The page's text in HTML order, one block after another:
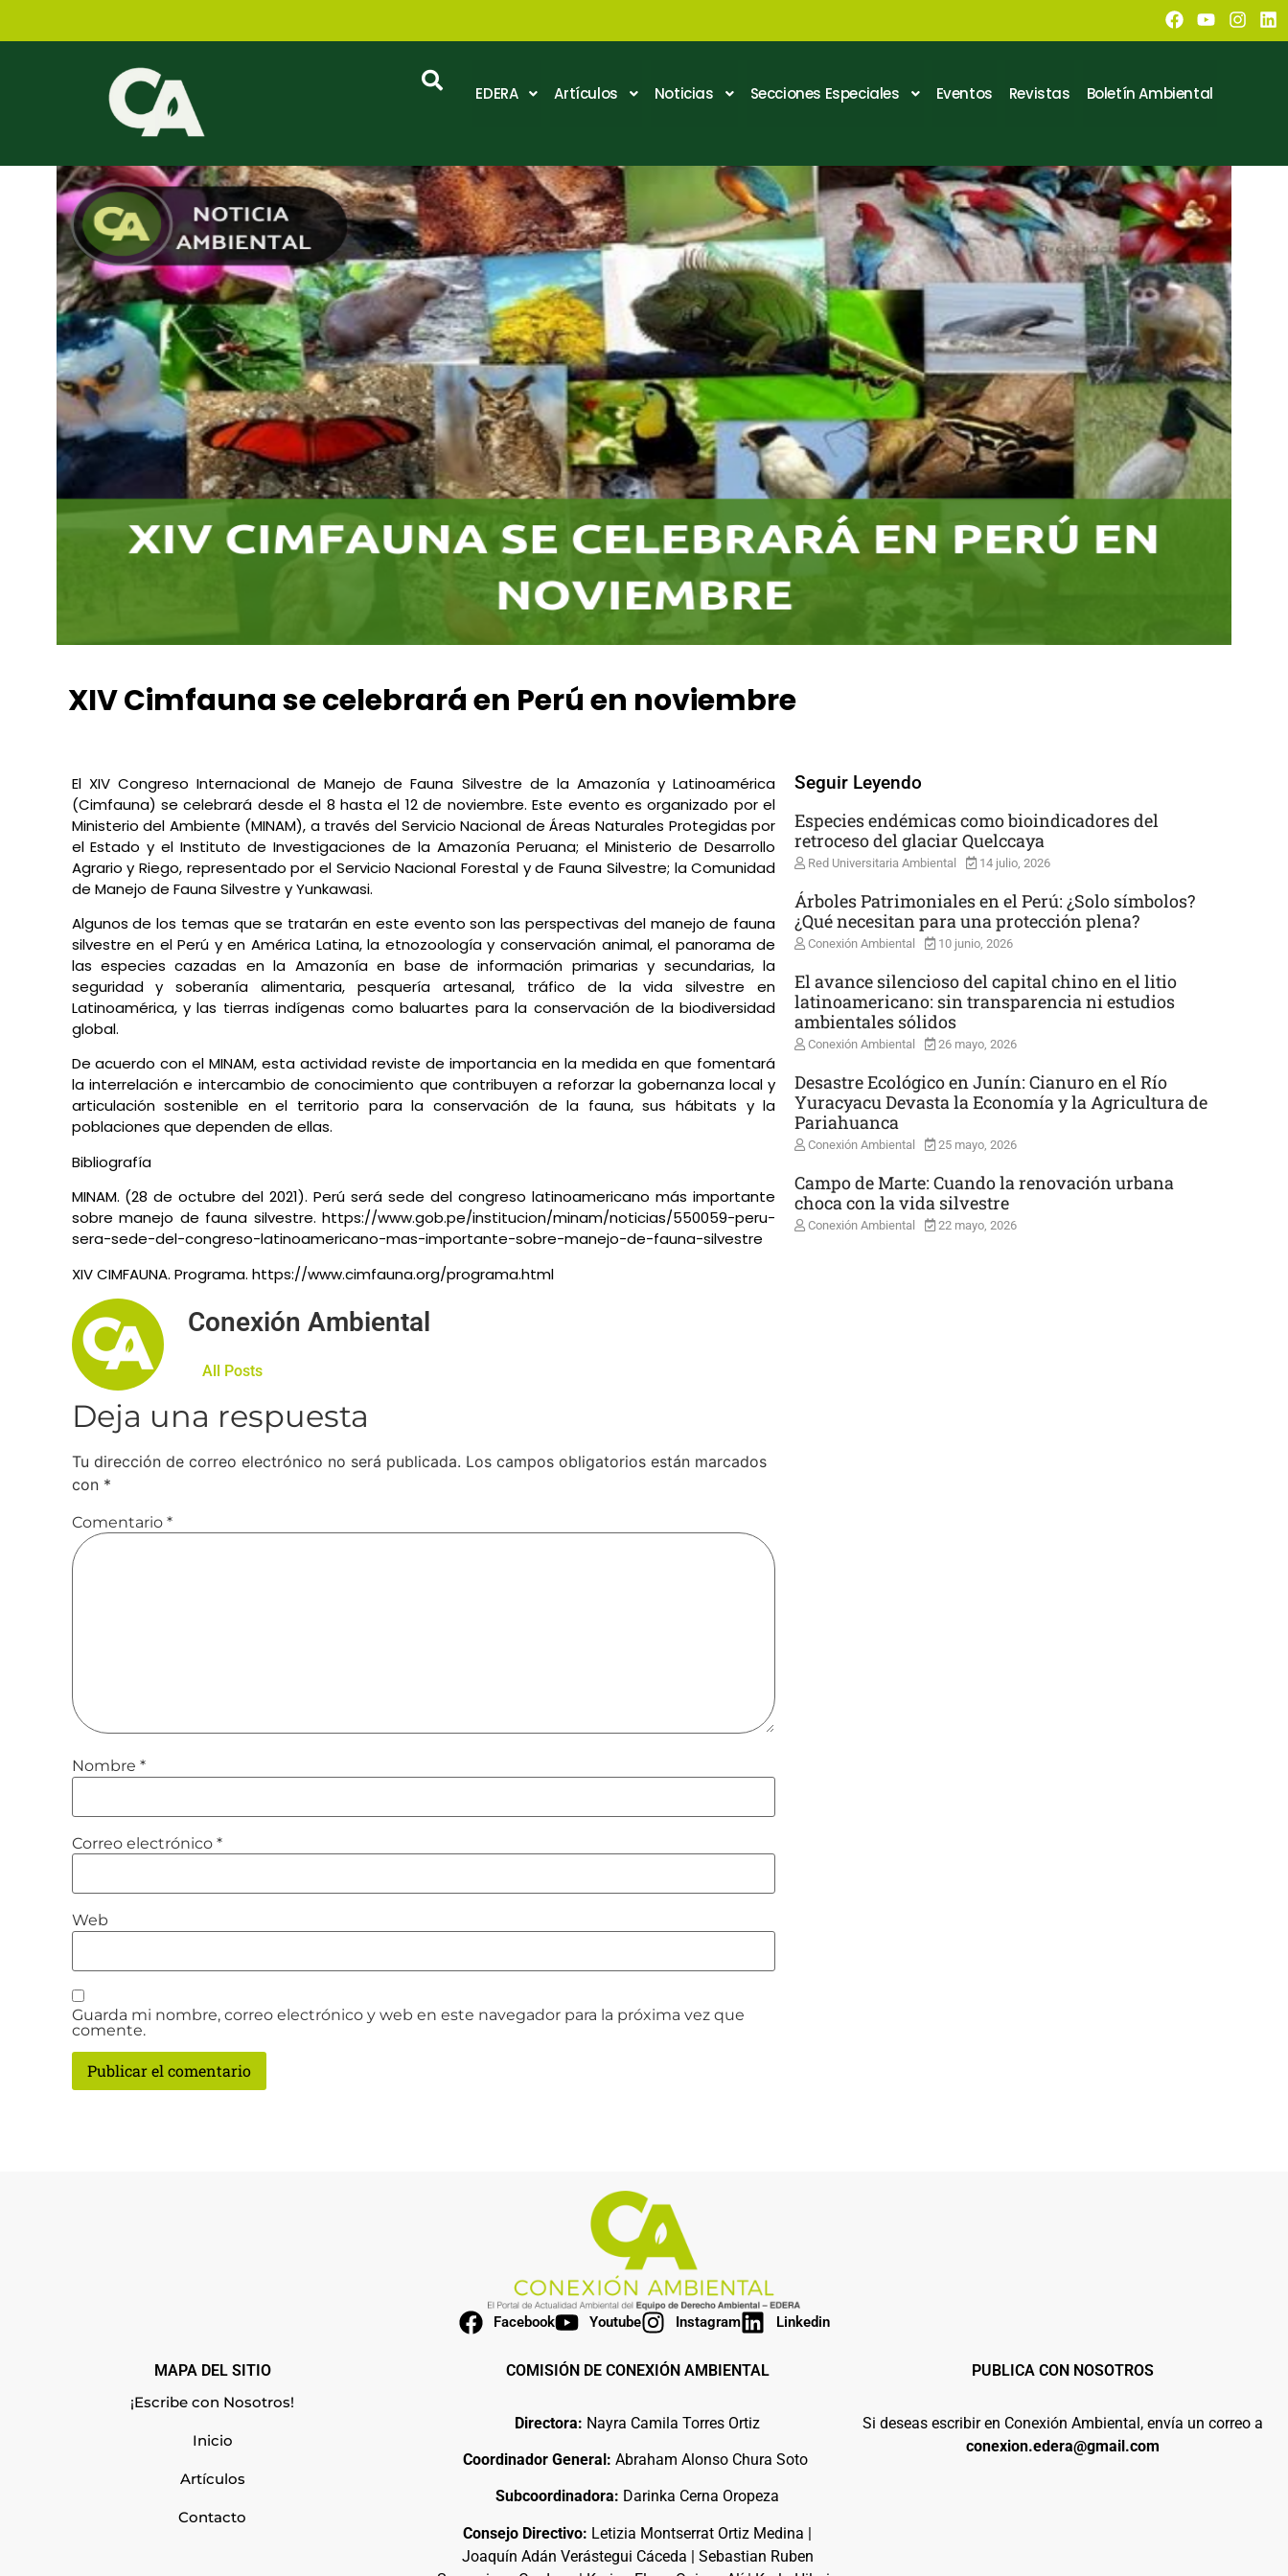
EDERA Artículos Noticias Secciones Especiales Eventos Revistas Boletín Ambiental
XIV Cimfauna se celebrará en Perú en noviembre
El XIV Congreso Internacional de Manejo de Fauna Silvestre de la Amazonía y Latinoamérica
(Cimfauna) se celebrará desde el 8 hasta el 12 de noviembre. Este evento es organizado por el
Ministerio del Ambiente (MINAM), a través del Servicio Nacional de Áreas Naturales Protegidas por
el Estado y el Instituto de Investigaciones de la Amazonía Peruana; el Ministerio de Desarrollo
Agrario y Riego, representado por el Servicio Nacional Forestal y de Fauna Silvestre; la Comunidad
de Manejo de Fauna Silvestre y Yunkawasi.
Algunos de los temas que se tratarán en este evento son las perspectivas del manejo de fauna
silvestre en el Perú y en América Latina, la etnozoología y conservación animal, el panorama de
las especies cazadas en la Amazonía en base de información primarias y secundarias, la
seguridad y soberanía alimentaria, pesquería artesanal, tráfico de la vida silvestre en
Latinoamérica, y las tierras indígenas como baluartes para la conservación de la biodiversidad
global.
De acuerdo con el MINAM, esta actividad reviste de importancia en la medida en que fomentará
la interrelación e intercambio de conocimiento que contribuyen a reforzar la gobernanza local y
articulación sostenible en el territorio para la conservación de la fauna, sus hábitats y la
poblaciones que dependen de ellas.
Bibliografía
MINAM. (28 de octubre del 2021). Perú será sede del congreso latinoamericano más importante
sobre manejo de fauna silvestre. https://www.gob.pe/institucion/minam/noticias/550059-peru-
sera-sede-del-congreso-latinoamericano-mas-importante-sobre-manejo-de-fauna-silvestre
XIV CIMFAUNA. Programa. https://www.cimfauna.org/programa.html
Conexión Ambiental
All Posts
Deja una respuesta
Tu dirección de correo electrónico no será publicada. Los campos obligatorios están marcados
con *
Comentario *
Nombre *
Correo electrónico *
Web
Guarda mi nombre, correo electrónico y web en este navegador para la próxima vez que
comente.
Seguir Leyendo
Especies endémicas como bioindicadores del
retroceso del glaciar Quelccaya
Red Universitaria Ambiental 14 julio, 2026
Árboles Patrimoniales en el Perú: ¿Solo símbolos?
¿Qué necesitan para una protección plena?
Conexión Ambiental 10 junio, 2026
El avance silencioso del capital chino en el litio
latinoamericano: sin transparencia ni estudios
ambientales sólidos
Conexión Ambiental 26 mayo, 2026
Desastre Ecológico en Junín: Cianuro en el Río
Yuracyacu Devasta la Economía y la Agricultura de
Pariahuanca
Conexión Ambiental 25 mayo, 2026
Campo de Marte: Cuando la renovación urbana
choca con la vida silvestre
Conexión Ambiental 22 mayo, 2026
Facebook Youtube Instagram Linkedin
MAPA DEL SITIO
¡Escribe con Nosotros!
Inicio
Artículos
Contacto
COMISIÓN DE CONEXIÓN AMBIENTAL
Directora: Nayra Camila Torres Ortiz
Coordinador General:Abraham Alonso Chura Soto
Subcoordinadora: Darinka Cerna Oropeza
Consejo Directivo: Letizia Montserrat Ortiz Medina |
Joaquín Adán Verástegui Cáceda | Sebastian Ruben
PUBLICA CON NOSOTROS
Si deseas escribir en Conexión Ambiental, envía un correo a
conexion.edera@gmail.com